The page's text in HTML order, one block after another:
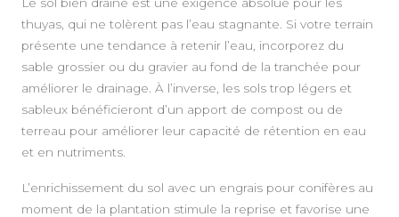
thuyas, qui ne tolèrent pas l’eau stagnante. Si votre terrain
présente une tendance à retenir l’eau, incorporez du
sable grossier ou du gravier au fond de la tranchée pour
améliorer le drainage. À l’inverse, les sols trop légers et
sableux bénéficieront d’un apport de compost ou de
terreau pour améliorer leur capacité de rétention en eau
et en nutriments.
L’enrichissement du sol avec un engrais pour conifères au
moment de la plantation stimule la reprise et favorise une